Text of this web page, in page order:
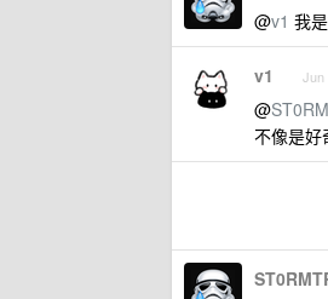
@v1 我
v1 Jun
@
不像是好